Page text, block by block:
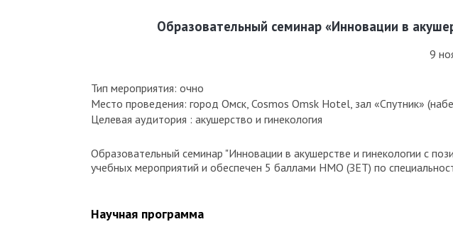
Образовательный семинар «Инновации в
9
Тип мероприятия: очно
Место проведения: город Омск, Cosmos Omsk Hotel, зал «Спутник»
Целевая аудитория : акушерство и гинекология
Образовательный семинар "Инновации в акушерстве и гинекологии с
учебных мероприятий и обеспечен 5 баллами НМО (ЗЕТ) по
Научная программа